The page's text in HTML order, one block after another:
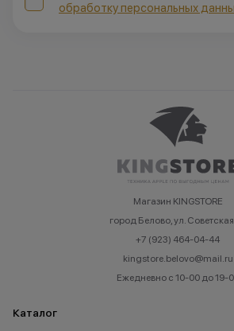
обработку персональных
Магазин KINGSTORE
город Белово, ул.
+7 (923) 464-04-44
kingstore.belovo@mail.ru
Ежедневно с 10-00 до 19-
Каталог